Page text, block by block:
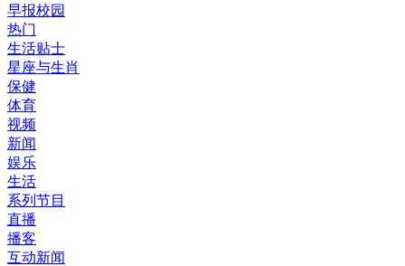
早报校园
热门
生活贴士
星座与生肖
保健
体育
视频
新闻
娱乐
生活
系列节目
直播
播客
互动新闻